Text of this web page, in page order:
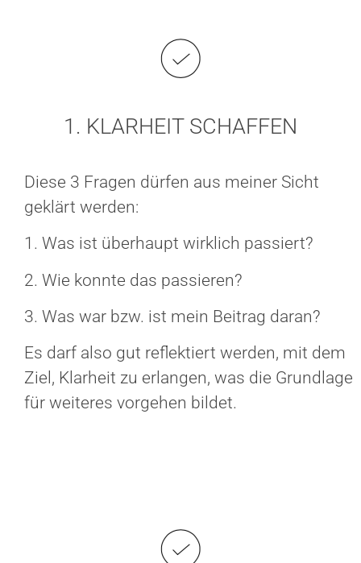
1. KLARHEIT SCHAFFEN
Diese 3 Fragen dürfen aus meiner Sicht
geklärt werden:
1. Was ist überhaupt wirklich passiert?
2. Wie konnte das passieren?
3. Was war bzw. ist mein Beitrag daran?
Es darf also gut reflektiert werden, mit dem
Ziel, Klarheit zu erlangen, was die Grundlage
für weiteres vorgehen bildet.